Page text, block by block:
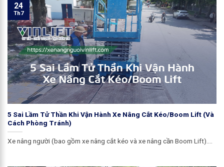
5 Sai Lầm Tử Thần Khi Vận Hành Xe Nâng Cắt Kéo/Boom Lift (Và
Cách Phòng Tránh)
Xe nâng người (bao gồm xe nâng cắt kéo và xe nâng cần Boom Lift)....
24
Th7